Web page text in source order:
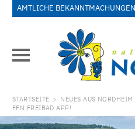
AMTLICHE BEKANNTMACHUNGEN
STARTSEITE > NEUES AUS
FFN FREIBAD APP!